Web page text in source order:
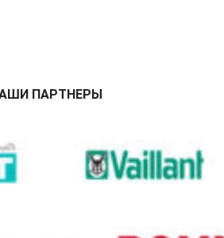
ПАРТНЕРЫ